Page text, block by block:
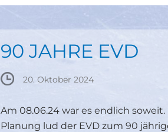
90 JAHRE EVD
20. Oktober 2024
Am 08.06.24 war es endlich
Planung lud der EVD zum 90